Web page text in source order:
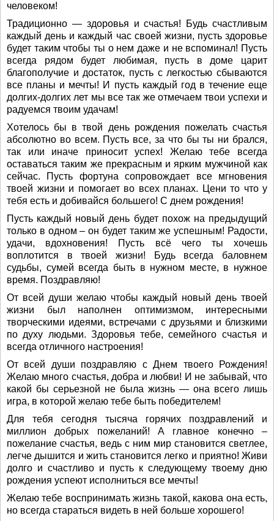
человеком!
Традиционно — здоровья и счастья! Будь счастливым
каждый день и каждый час своей жизни, пусть здоровье
будет таким чтобы ты о нем даже и не вспоминал! Пусть
всегда рядом будет любимая, пусть в доме царит
благополучие и достаток, пусть с легкостью сбываются
все планы и мечты! И пусть каждый год в течение еще
долгих-долгих лет мы все так же отмечаем твои успехи и
радуемся твоим удачам!
Хотелось бы в твой день рождения пожелать счастья
абсолютно во всем. Пусть все, за что бы ты ни брался,
так или иначе приносит успех! Желаю тебе всегда
оставаться таким же прекрасным и ярким мужчиной как
сейчас. Пусть фортуна сопровождает все мгновения
твоей жизни и помогает во всех планах. Цени то что у
тебя есть и добивайся большего! С днем рождения!
Пусть каждый новый день будет похож на предыдущий
только в одном – он будет таким же успешным! Радости,
удачи, вдохновения! Пусть всё чего ты хочешь
воплотится в твоей жизни! Будь всегда баловнем
судьбы, сумей всегда быть в нужном месте, в нужное
время. Поздравляю!
От всей души желаю чтобы каждый новый день твоей
жизни был наполнен оптимизмом, интересными
творческими идеями, встречами с друзьями и близкими
по духу людьми. Здоровья тебе, семейного счастья и
всегда отличного настроения!
От всей души поздравляю с Днем твоего Рождения!
Желаю много счастья, добра и любви! И не забывай, что
какой бы серьезной не была жизнь — она всего лишь
игра, в которой желаю тебе быть победителем!
Для тебя сегодня тысяча горячих поздравлений и
миллион добрых пожеланий! А главное конечно –
пожелание счастья, ведь с ним мир становится светлее,
легче дышится и жить становится легко и приятно! Живи
долго и счастливо и пусть к следующему твоему дню
рождения успеют исполниться все мечты!
Желаю тебе воспринимать жизнь такой, какова она есть,
но всегда стараться видеть в ней больше хорошего!